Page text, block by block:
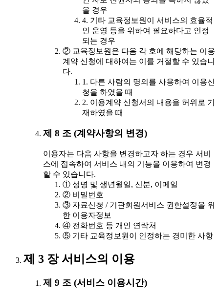
을 경우
4. 기타 교육정보원이 서비스의 효율적
인 운영 등을 위하여 필요하다고 인정
되는 경우
② 교육정보원은 다음 각 호에 해당하는 이용
계약 신청에 대하여는 이를 거절할 수 있습니
다.
1. 다른 사람의 명의를 사용하여 이용신
청을 하였을 때
2. 이용계약 신청서의 내용을 허위로 기
재하였을 때
제 8 조 (계약사항의 변경)
이용자는 다음 사항을 변경하고자 하는 경우 서비
스에 접속하여 서비스 내의 기능을 이용하여 변경
할 수 있습니다.
① 성명 및 생년월일, 신분, 이메일
② 비밀번호
③ 자료신청 / 기관회원서비스 권한설정을 위
한 이용자정보
④ 전화번호 등 개인 연락처
⑤ 기타 교육정보원이 인정하는 경미한 사항
제 3 장 서비스의 이용
제 9 조 (서비스 이용시간)